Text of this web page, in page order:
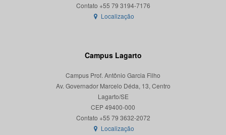
Localização
Campus Lagarto
Campus Prof. Antônio Garcia Filho
Av. Governador Marcelo Déda, 13, Centro
Lagarto/SE
CEP 49400-000
Localização